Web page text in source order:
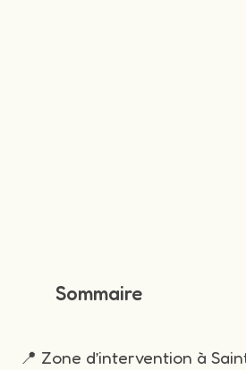
Sommaire
📍 Zone d’intervention à